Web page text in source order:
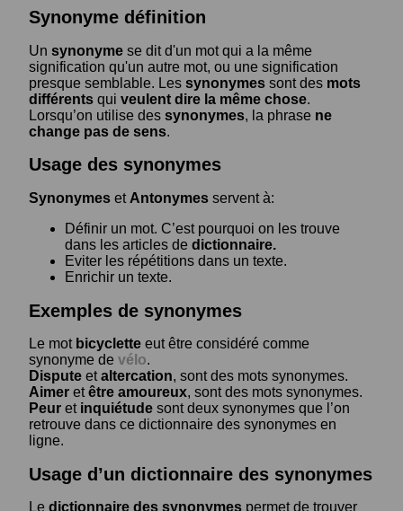
Synonyme définition
Un synonyme se dit d'un mot qui a la même
signification qu'un autre mot, ou une signification
presque semblable. Les synonymes sont des mots
différents qui veulent dire la même chose.
Lorsqu’on utilise des synonymes, la phrase ne
change pas de sens.
Usage des synonymes
Synonymes et Antonymes servent à:
Définir un mot. C’est pourquoi on les trouve
dans les articles de dictionnaire.
Eviter les répétitions dans un texte.
Enrichir un texte.
Exemples de synonymes
Le mot bicyclette eut être considéré comme
synonyme de vélo.
Dispute etaltercation, sont des mots synonymes.
Aimer etêtre amoureux, sont des mots synonymes.
Peur et inquiétude sont deux synonymes que l’on
retrouve dans ce dictionnaire des synonymes en
ligne.
Usage d’un dictionnaire des synonymes
Le dictionnaire des synonymes permet de trouver